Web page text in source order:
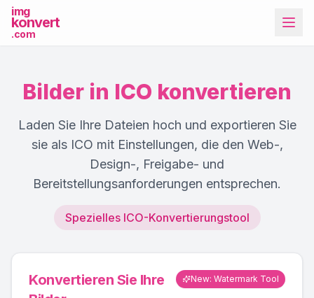
img
konvert
.com
Weitere Tools
Bilder in ICO konvertieren
Laden Sie Ihre Dateien hoch und exportieren Sie
sie als ICO mit Einstellungen, die den Web-,
Design-, Freigabe- und
Bereitstellungsanforderungen entsprechen.
Spezielles ICO-Konvertierungstool
Konvertieren Sie Ihre
New: Watermark Tool